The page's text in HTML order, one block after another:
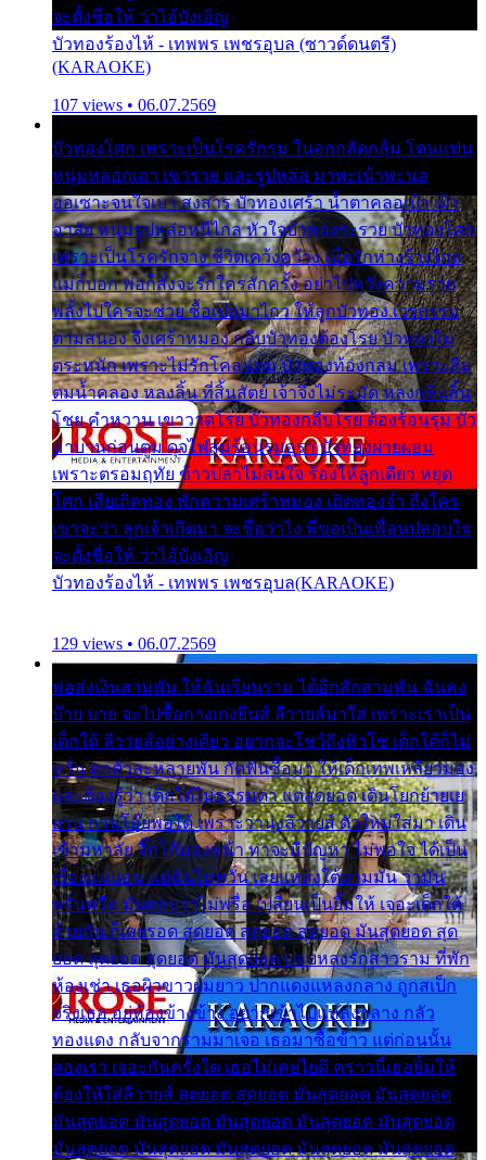
จะตั้งชื่อให้ ว่าไอ้บังเอิญ
บัวทองร้องไห้ - เทพพร เพชรอุบล (ซาวด์ดนตรี)
(KARAOKE)
107 views • 06.07.2569
บัวทองโศก เพราะเป็นโรครักรุม ในอกกลัดกลุ้ม โดนแฟน
หนุ่มหลอกเอา เขารวย และรูปหล่อ มาพะเน้าพะนอ
ออเซาะจนใจเบา สงสาร บัวทองเศร้า น้ำตาคลอเบ้า เฝ้า
อาลัย หนุ่มรูปหล่อหนีไกล หัวใจบัวทองระรวย บัวทองโศก
เพราะเป็นโรครักจาง ชีวิตเคว้งคว้าง เมื่อรักห่างร้างไกล
แม่ก็บอก พ่อก็สั่งจะรักใครสักครั้ง อย่าไปหวังความรวย
พลั้งไปใครจะช่วย ซื้อเปลมาไกว ให้ลูกบัวทอง เวรกรรม
ตามสนอง จึงเศร้าหมอง กลีบบัวทองต้องโรย บัวทองไม่
ตระหนัก เพราะไม่รักโคลนตม บัวทองท้องกลม เพราะลืม
ตมน้ำคลอง หลงลิ้น ที่สิ้นสัตย์ เจ้าจึงไม่ระมัด หลงกลิ่นลิ้น
โชย คำหวาน เขาวาดโรย บัวทองกลีบโรย ต้องร้อนรุม บัว
มาบานก่อนตูม ดุจไฟสุมร้อนรุมอุรา บัวทองผ่ายผอม
เพราะตรอมฤทัย ข้าวปลาไม่สนใจ ร้องไห้ลูกเดียว หยุด
โศก เสียเถิดทอง พักความเศร้าหมอง เถิดทองจ๋า ถึงใคร
เขาจะว่า ลูกเจ้าเกิดมา จะชื่อว่าไง พี่ขอเป็นเพื่อนปลอบใจ
จะตั้งชื่อให้ ว่าไอ้บังเอิญ
บัวทองร้องไห้ - เทพพร เพชรอุบล(KARAOKE)
129 views • 06.07.2569
พ่อส่งเงินสามพัน ให้ฉันเรียนราม ได้อีกสักสามพัน ฉันคง
บ๊าย บาย จะไปซื้อกางเกงยีนส์ ลีวายส์มาใส่ เพราะเราเป็น
เด็กใต้ ลีวายส์อย่างเดียว อยากจะโชว์ถึงหิวโซ เด็กใต้ก็ไม่
หวั่น ตกตัวละหลายพัน กัดฟันซื้อมา ให้เด็กเทพเหลียวมอง
และต้องรู้ว่า เด็กใต้ไม่ธรรมดา แต่สุดยอด เดินโยกย้ายเย
ยวน กวนโอ๊ยพอได้ เพราะว่านุ่งลีวายส์ ตัวใหม่ใส่มา เดิน
เข้ามหาลัย จิ๊กโก๊มองหน้า ท่าจะมีปัญหา ไม่พอใจ ได้เป็น
เรื่องแน่นอน แต่ฉันไม่หวั่น เลยแหลงใต้ถามมัน ว่ามัน
พรั่นพรือ มันตอบว่าไม่พรื่อ เปลี่ยนเป็นยิ้มให้ เจอะเด็กใต้
ด้วยกัน ก็เลยรอด สุดยอด สุดยอด สุดยอด มันสุดยอด สุด
ยอด สุดยอด สุดยอด มันสุดยอด แอบหลงรักสาวราม ที่พัก
ห้องเช่า เธอผิวขาวผมยาว ปากแดงแหลงกลาง ถูกสเป็ก
จริงเธอ อยู่ห้องข้างข้าง อยากเข้าไปแหลงกลาง กลัว
ทองแดง กลับจากรามมาเจอ เธอมาซื้อข้าว แต่ก่อนนั้น
สองเรา เจอะกันครั้งใด เธอไม่เคยไยดี คราวนี้เธอยิ้มให้
ต้องให้ใส่ลีวายส์ สุดยอด สุดยอด มันสุดยอด มันสุดยอด
มันสุดยอด มันสุดยอด มันสุดยอด มันสุดยอด มันสุดยอด
มันสุดยอด มันสุดยอด มันสุดยอด มันสุดยอด มันสุดยอด